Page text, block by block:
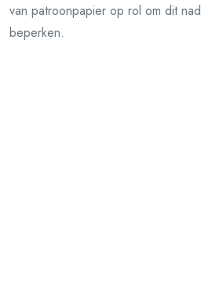
van patroonpapier op rol om dit
beperken.